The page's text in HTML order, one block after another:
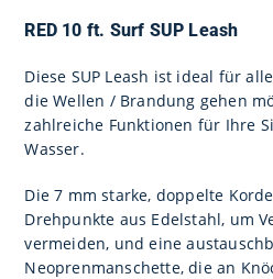
RED 10 ft. Surf SUP Leash
Diese SUP Leash ist ideal für
die Wellen / Brandung gehen
zahlreiche Funktionen für Ihre
Wasser.
Die 7 mm starke, doppelte
Drehpunkte aus Edelstahl, um
vermeiden, und eine
Neoprenmanschette, die an